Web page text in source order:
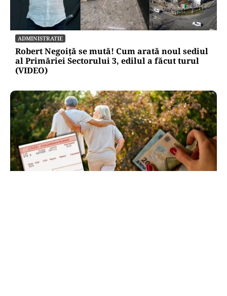
ADMINISTRATIE
Robert Negoiță se mută! Cum arată noul sediul
al Primăriei Sectorului 3, edilul a făcut turul
(VIDEO)